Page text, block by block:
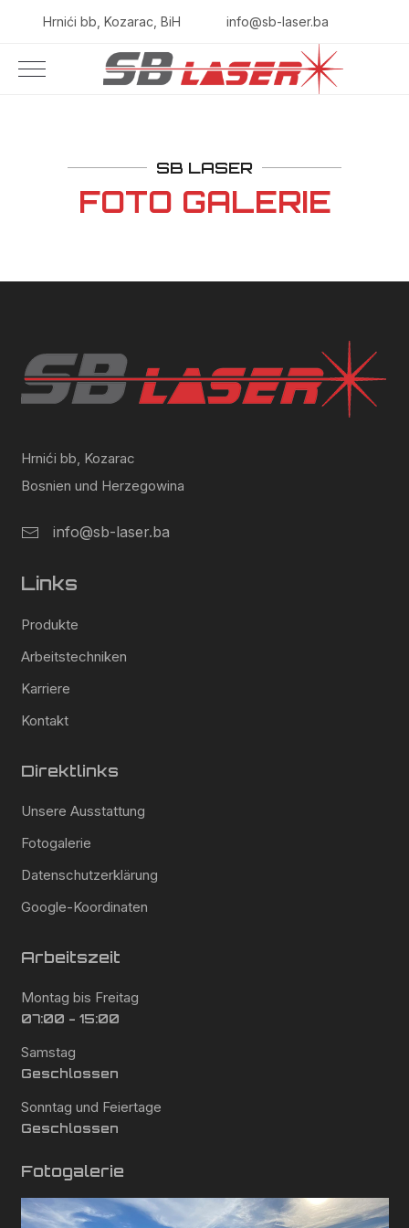
Hrnići bb, Kozarac, BiH info@sb-laser.ba
SB LASER
FOTO GALERIE
Hrnići bb, Kozarac
Bosnien und Herzegowina
info@sb-laser.ba
Links
Produkte
Arbeitstechniken
Karriere
Kontakt
Direktlinks
Unsere Ausstattung
Fotogalerie
Datenschutzerklärung
Google-Koordinaten
Arbeitszeit
Montag bis Freitag
07:00 - 15:00
Samstag
Geschlossen
Sonntag und Feiertage
Geschlossen
Fotogalerie